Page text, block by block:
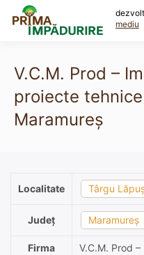
content
mediu
V.C.M. Prod –
proiecte
Maramureș
Localitate Târgu
Județ Maramureș
Firma V.C.M. Prod –